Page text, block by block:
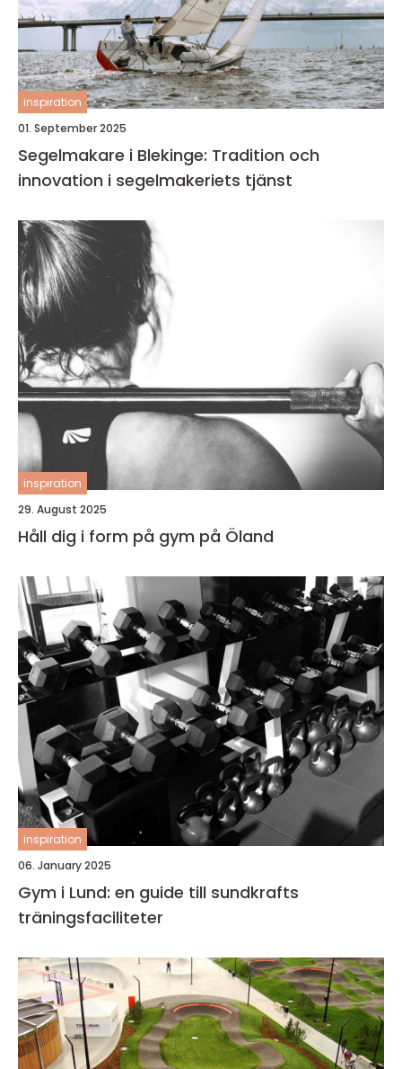
inspiration
01. September 2025
Segelmakare i Blekinge: Tradition och
innovation i segelmakeriets tjänst
inspiration
29. August 2025
Håll dig i form på gym på Öland
inspiration
06. January 2025
Gym i Lund: en guide till sundkrafts
träningsfaciliteter